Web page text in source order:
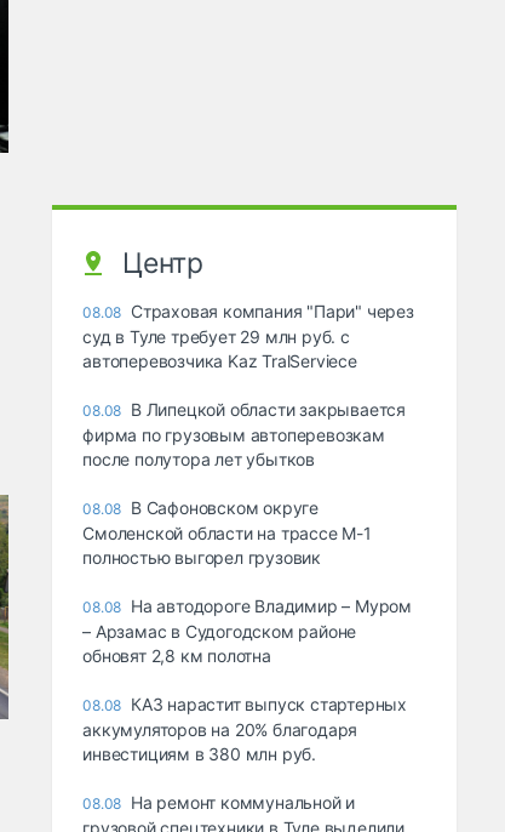
Центр
08.08 Страховая компания "Пари" через
суд в Туле требует 29 млн руб. с
автоперевозчика Kaz TralServiece
08.08 В Липецкой области закрывается
фирма по грузовым автоперевозкам
после полутора лет убытков
08.08 В Сафоновском округе
Смоленской области на трассе М-1
полностью выгорел грузовик
08.08 На автодороге Владимир – Муром
– Арзамас в Судогодском районе
обновят 2,8 км полотна
08.08 КАЗ нарастит выпуск стартерных
аккумуляторов на 20% благодаря
инвестициям в 380 млн руб.
08.08 На ремонт коммунальной и